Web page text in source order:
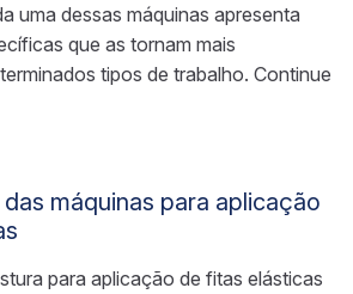
uma dessas máquinas apresenta
que as tornam mais
tipos de trabalho. Continue
máquinas para aplicação
para aplicação de fitas elásticas